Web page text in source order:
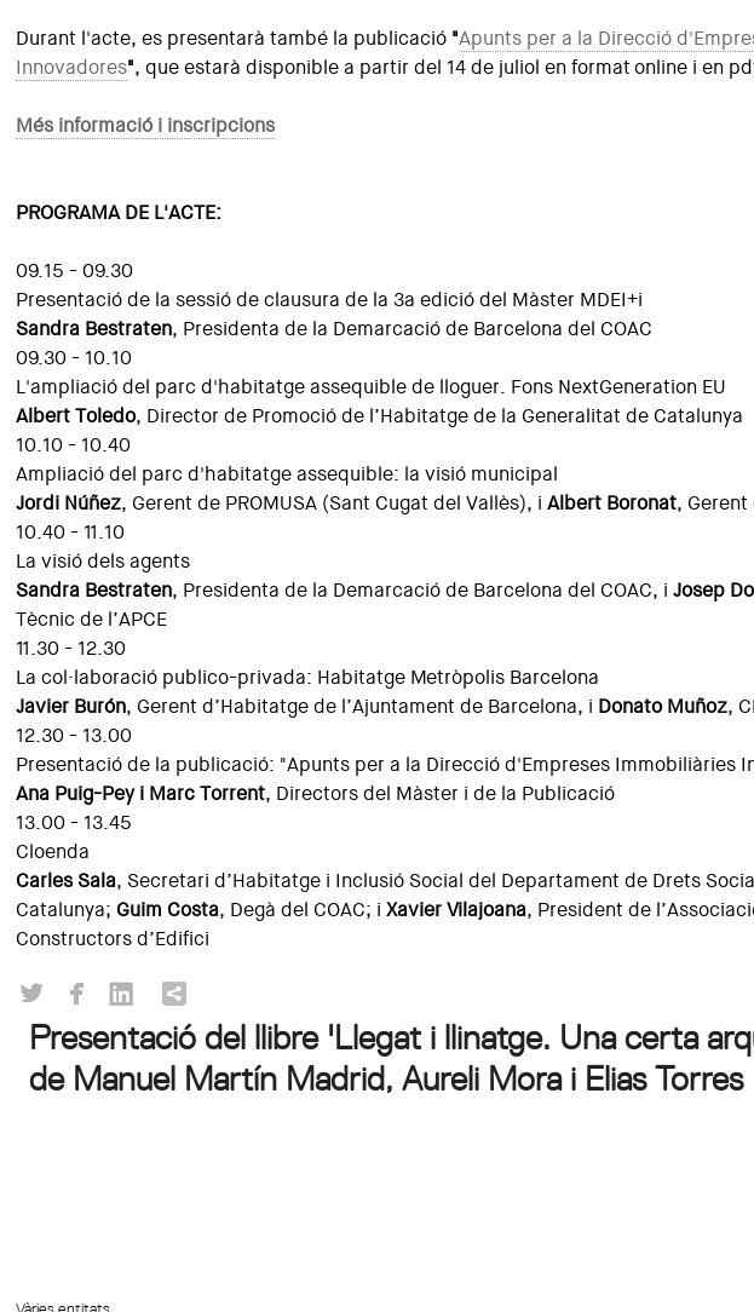
Durant l'acte, es presentarà també la publicació "Apunts per a la Direcció
Innovadores", que estarà disponible a partir del 14 de juliol en format online i en
Més informació i inscripcions
PROGRAMA DE L'ACTE:
09.15 - 09.30
Presentació de la sessió de clausura de la 3a edició del Màster MDEI+i
Sandra Bestraten, Presidenta de la Demarcació de Barcelona del COAC
09.30 - 10.10
L'ampliació del parc d'habitatge assequible de lloguer. Fons NextGeneration EU
Albert Toledo, Director de Promoció de l’Habitatge de la Generalitat de Catalunya
10.10 - 10.40
Ampliació del parc d'habitatge assequible: la visió municipal
Jordi Núñez, Gerent de PROMUSA (Sant Cugat del Vallès), iAlbert Boronat, Gerent
10.40 - 11.10
La visió dels agents
Sandra Bestraten, Presidenta de la Demarcació de Barcelona del COAC, iJosep
Tècnic de l’APCE
11.30 - 12.30
La col·laboració publico-privada: Habitatge Metròpolis Barcelona
Javier Burón, Gerent d’Habitatge de l’Ajuntament de Barcelona, i Donato Muñoz,
12.30 - 13.00
Presentació de la publicació: "Apunts per a la Direcció d'Empreses Immobiliàries
Ana Puig-Pey i Marc Torrent, Directors del Màster i de la Publicació
13.00 - 13.45
Cloenda
Carles Sala, Secretari d’Habitatge i Inclusió Social del Departament de Drets
Catalunya; Guim Costa, Degà del COAC; iXavier Vilajoana, President de
Constructors d’Edifici
Presentació del llibre 'Llegat i llinatge. Una certa
de Manuel Martín Madrid, Aureli Mora i Elias Torres